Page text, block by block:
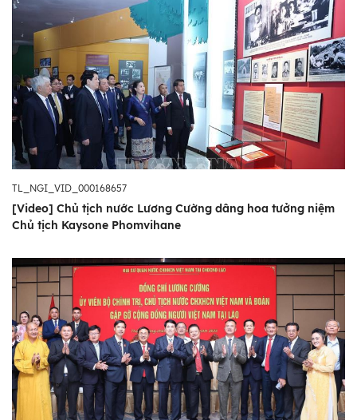
TL_NGI_VID_000168657
[Video] Chủ tịch nước Lương Cường dâng hoa tưởng niệm
Chủ tịch Kaysone Phomvihane